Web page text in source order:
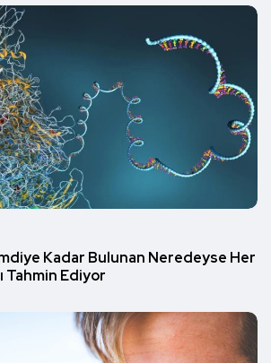
Kadar Bulunan Neredeyse Her
Tahmin Ediyor